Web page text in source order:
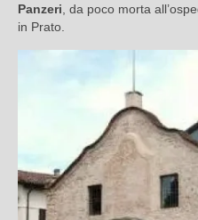
Panzeri, da poco morta
in Prato.